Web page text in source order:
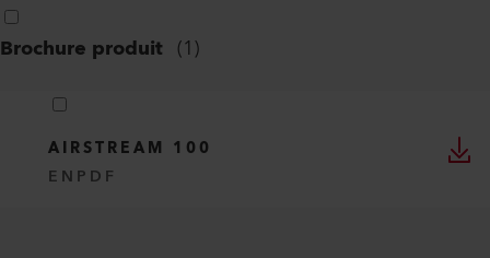
Brochure produit (1)
AIRSTREAM 100
EN PDF